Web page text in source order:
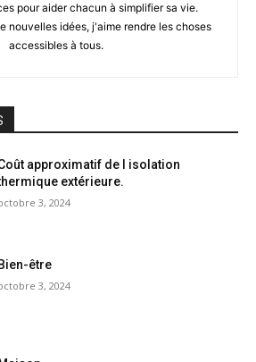
pour aider chacun à simplifier sa vie.
nouvelles idées, j'aime rendre les choses
accessibles à tous.
approximatif de l isolation
extérieure.
3, 2024
Bien-être
3, 2024